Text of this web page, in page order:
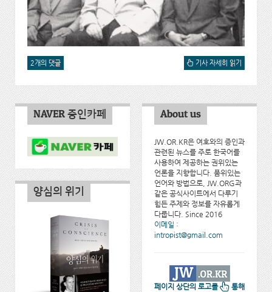
초대 한국 지부감독자 도널
드 스틸 형제에 대한 회상에
기사 자세히 읽기
2개의 댓글
NAVER 증인카페 About us
JW.OR.KR은 여호와의 증인과
관련된 뉴스를 주로 한국어를
사용하여 제공하는 권위있는
언론을 지향합니다. 품위있는
언어와 방법으로, JW.ORG과
같은 공식사이트에서 다루기
힘든 주제와 정보를 자유롭게
다룹니다. Since 2016
이메일 :
intropist@gmail.com
페이지 상단의 로고를
통해
양심의 위기